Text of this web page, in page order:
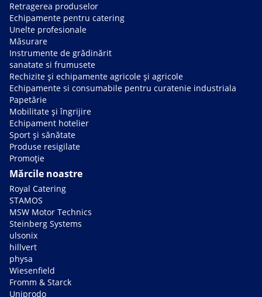
Retragerea produselor
Echipamente pentru catering
Unelte profesionale
Măsurare
Instrumente de grădinărit
sanatate si frumusete
Rechizite și echipamente agricole și agricole
Echipamente si consumabile pentru curatenie industriala
Papetărie
Mobilitate și îngrijire
Echipament hotelier
Sport și sănătate
Produse resigilate
Promoție
Mărcile noastre
Royal Catering
STAMOS
MSW Motor Technics
Steinberg Systems
ulsonix
hillvert
physa
Wiesenfield
Fromm & Starck
Uniprodo